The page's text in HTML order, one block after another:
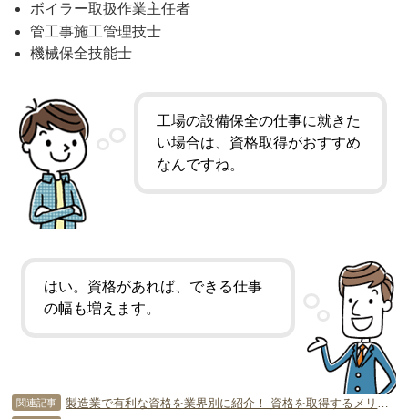
ボイラー取扱作業主任者
管工事施工管理技士
機械保全技能士
工場の設備保全の仕事に就きた
い場合は、資格取得がおすすめ
なんですね。
はい。資格があれば、できる仕事
の幅も増えます。
関連記事 製造業で有利な資格を業界別に紹介！ 資格を取得するメリットも！